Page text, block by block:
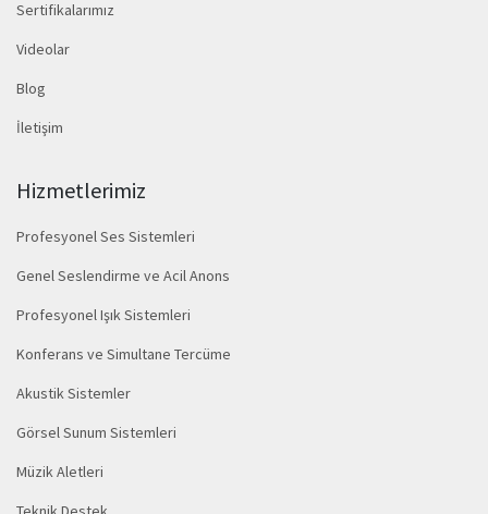
Sertifikalarımız
Videolar
Blog
İletişim
Hizmetlerimiz
Profesyonel Ses Sistemleri
Genel Seslendirme ve Acil Anons
Profesyonel Işık Sistemleri
Konferans ve Simultane Tercüme
Akustik Sistemler
Görsel Sunum Sistemleri
Müzik Aletleri